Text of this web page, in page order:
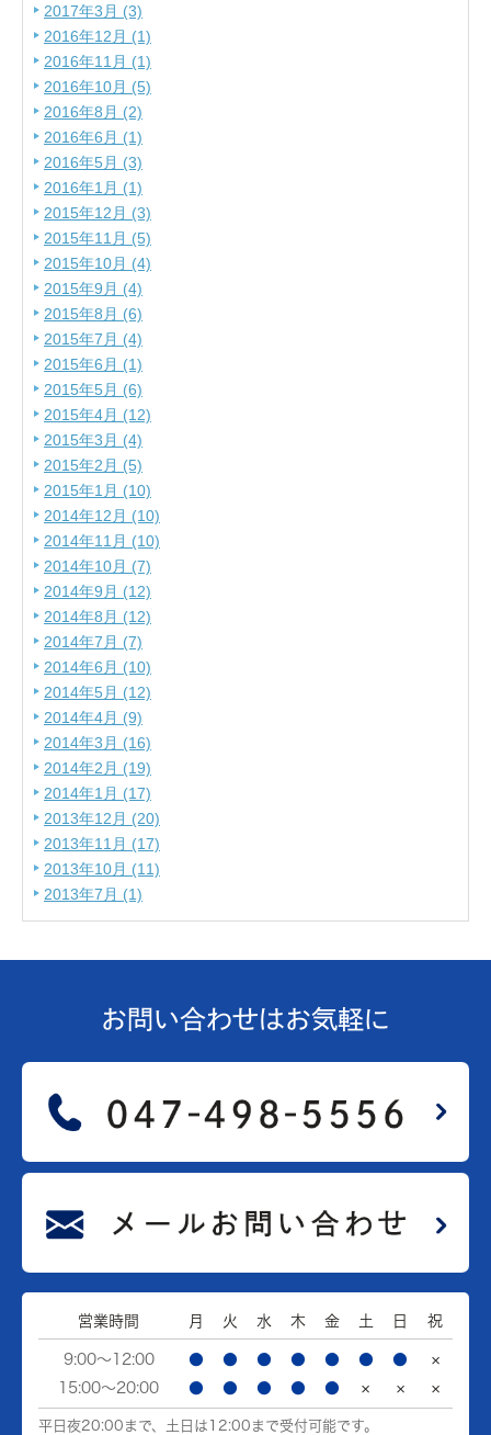
2017年3月 (3)
2016年12月 (1)
2016年11月 (1)
2016年10月 (5)
2016年8月 (2)
2016年6月 (1)
2016年5月 (3)
2016年1月 (1)
2015年12月 (3)
2015年11月 (5)
2015年10月 (4)
2015年9月 (4)
2015年8月 (6)
2015年7月 (4)
2015年6月 (1)
2015年5月 (6)
2015年4月 (12)
2015年3月 (4)
2015年2月 (5)
2015年1月 (10)
2014年12月 (10)
2014年11月 (10)
2014年10月 (7)
2014年9月 (12)
2014年8月 (12)
2014年7月 (7)
2014年6月 (10)
2014年5月 (12)
2014年4月 (9)
2014年3月 (16)
2014年2月 (19)
2014年1月 (17)
2013年12月 (20)
2013年11月 (17)
2013年10月 (11)
2013年7月 (1)
お問い合わせはお気軽に
営業時間 月 火 水 木 金 土 日 祝
9:00～12:00 ● ● ● ● ● ● ●
×
15:00～20:00
● ● ● ● ● × × ×
平日夜20:00まで、土日は12:00まで受付可能です。